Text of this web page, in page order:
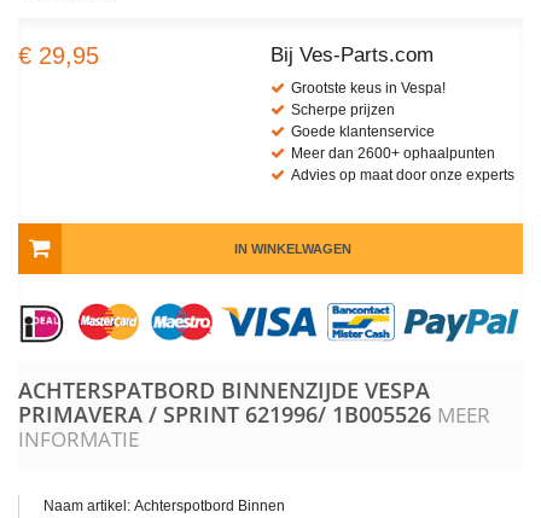
€ 29,95 Bij Ves-Parts.com
Grootste keus in Vespa!
Scherpe prijzen
Goede klantenservice
Meer dan 2600+ ophaalpunten
Advies op maat door onze experts
IN WINKELWAGEN
ACHTERSPATBORD BINNENZIJDE VESPA
PRIMAVERA / SPRINT 621996/ 1B005526 MEER
INFORMATIE
Naam artikel: Achterspotbord Binnen